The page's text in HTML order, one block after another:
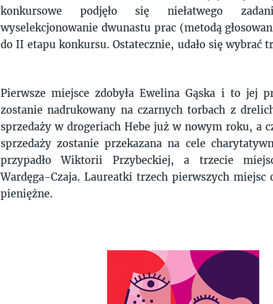
konkursowe podjęło się niełatwego
wyselekcjonowanie dwunastu prac (metodą
do II etapu konkursu. Ostatecznie, udało się wybrać
Pierwsze miejsce zdobyła Ewelina Gąska i to jej
zostanie nadrukowany na czarnych torbach z
sprzedaży w drogeriach Hebe już w nowym roku, a
sprzedaży zostanie przekazana na cele
przypadło Wiktorii Przybeckiej, a trzecie
Wardęga-Czaja. Laureatki trzech pierwszych miejsc
pieniężne.